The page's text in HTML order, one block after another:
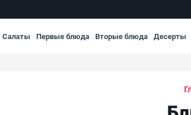
Салаты Первые блюда Вторые блюда Десерты